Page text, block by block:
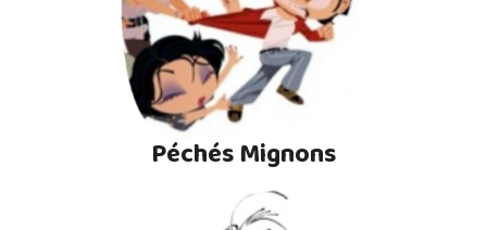
Péchés Mignons